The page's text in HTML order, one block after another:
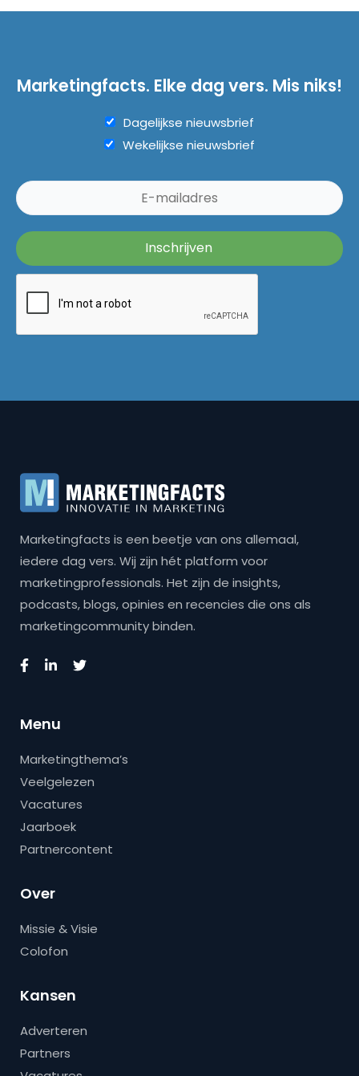
Marketingfacts. Elke dag vers. Mis niks!
Dagelijkse nieuwsbrief
Wekelijkse nieuwsbrief
Marketingfacts is een beetje van ons allemaal,
iedere dag vers. Wij zijn hét platform voor
marketingprofessionals. Het zijn de insights,
podcasts, blogs, opinies en recencies die ons als
marketingcommunity binden.
Menu
Marketingthema’s
Veelgelezen
Vacatures
Jaarboek
Partnercontent
Over
Missie & Visie
Colofon
Kansen
Adverteren
Partners